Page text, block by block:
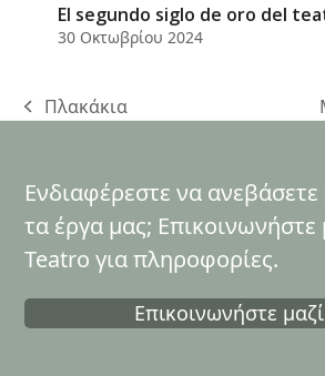
El segundo siglo de oro del
30 Οκτωβρίου 2024
previous
Πλακάκια
Ενδιαφέρεστε να
τα έργα μας; Επικοινωνήστε
Teatro για πληροφορίες.
Επικοινωνήστε